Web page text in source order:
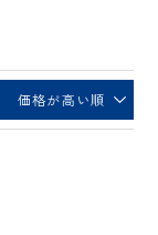
価格が高い順